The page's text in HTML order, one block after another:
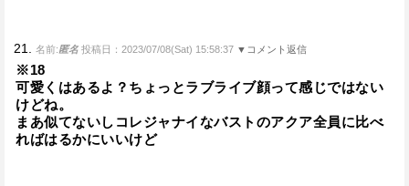
21. 名前:匿名 投稿日：2023/07/08(Sat) 15:58:37 ▼コメント返信
※18
可愛くはあるよ？ちょっとラブライブ顔って感じではない
けどね。
まあ似てないしコレジャナイなバストのアクア全員に比べ
ればはるかにいいけど